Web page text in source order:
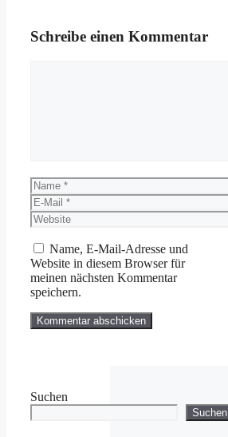
Schreibe einen Kommentar
Name
E-
Mail
Website
Name, E-Mail-Adresse und
Website in diesem Browser für
meinen nächsten Kommentar
speichern.
Suchen
Suchen